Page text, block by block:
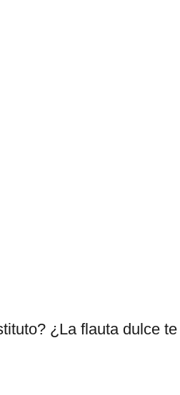
¿La flauta dulce